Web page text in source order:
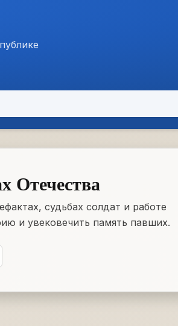
Отечества
судьбах солдат и работе
и увековечить память павших.